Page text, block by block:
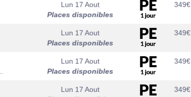
Lun 17 Aout
Places disponibles
349€
Lun 17 Aout
Places disponibles
349€
Lun 17 Aout
Places disponibles
349€
Lun 17 Aout
349€